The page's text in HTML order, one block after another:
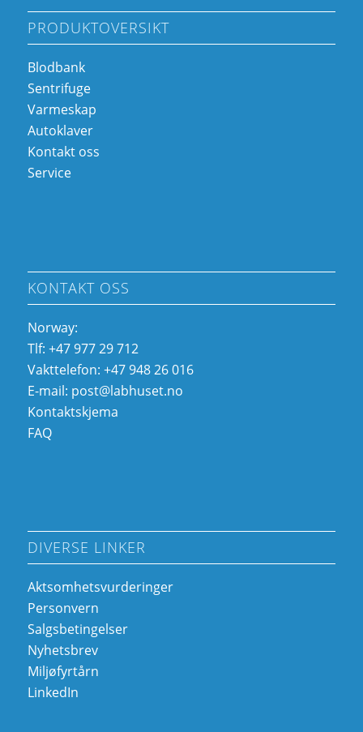
PRODUKTOVERSIKT
Blodbank
Sentrifuge
Varmeskap
Autoklaver
Kontakt oss
Service
KONTAKT OSS
Norway:
Tlf: +47 977 29 712
Vakttelefon: +47 948 26 016
E-mail: post@labhuset.no
Kontaktskjema
FAQ
DIVERSE LINKER
Aktsomhetsvurderinger
Personvern
Salgsbetingelser
Nyhetsbrev
Miljøfyrtårn
LinkedIn